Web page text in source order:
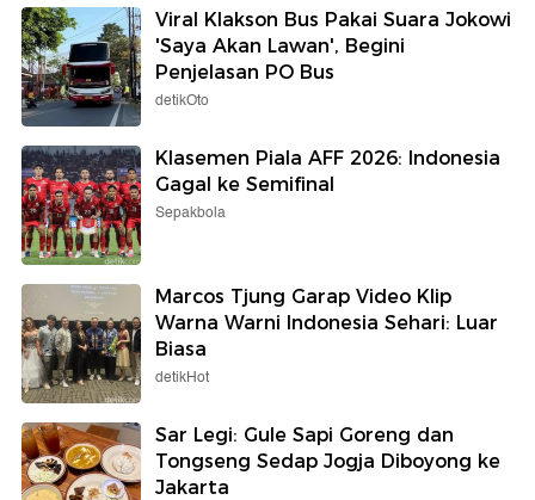
Viral Klakson Bus Pakai Suara Jokowi
'Saya Akan Lawan', Begini
Penjelasan PO Bus
detikOto
Klasemen Piala AFF 2026: Indonesia
Gagal ke Semifinal
Sepakbola
Marcos Tjung Garap Video Klip
Warna Warni Indonesia Sehari: Luar
Biasa
detikHot
Sar Legi: Gule Sapi Goreng dan
Tongseng Sedap Jogja Diboyong ke
Jakarta